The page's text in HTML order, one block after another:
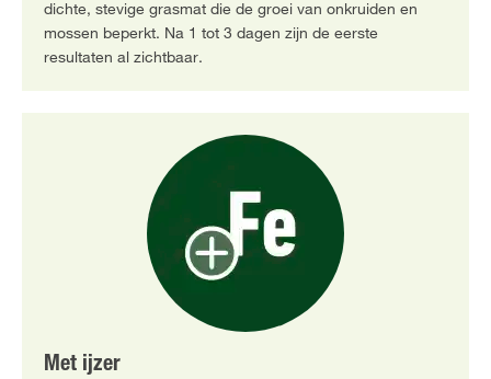
dichte, stevige grasmat die de groei van onkruiden en
mossen beperkt. Na 1 tot 3 dagen zijn de eerste
resultaten al zichtbaar.
Met ijzer